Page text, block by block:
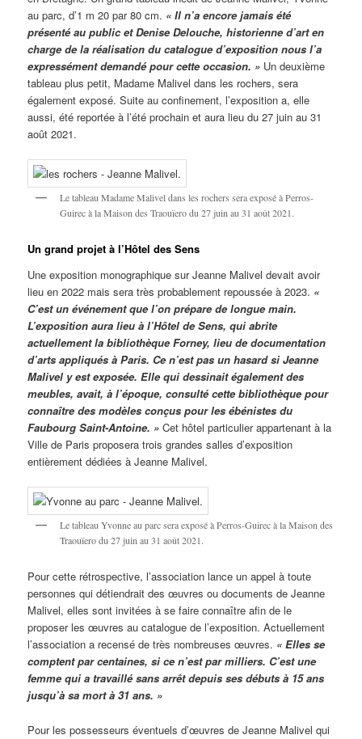
au parc, d’1 m 20 par 80 cm. « Il n’a encore jamais été
présenté au public et Denise Delouche, historienne d’art en
charge de la réalisation du catalogue d’exposition nous l’a
expressément demandé pour cette occasion. » Un deuxième
tableau plus petit, Madame Malivel dans les rochers, sera
également exposé. Suite au confinement, l’exposition a, elle
aussi, été reportée à l’été prochain et aura lieu du 27 juin au 31
août 2021.
Le tableau Madame Malivel dans les rochers sera exposé à Perros-
Guirec à la Maison des Traouïero du 27 juin au 31 août 2021.
Un grand projet à l’Hôtel des Sens
Une exposition monographique sur Jeanne Malivel devait avoir
lieu en 2022 mais sera très probablement repoussée à 2023. «
C’est un événement que l’on prépare de longue main.
L’exposition aura lieu à l’Hôtel de Sens, qui abrite
actuellement la bibliothèque Forney, lieu de documentation
d’arts appliqués à Paris. Ce n’est pas un hasard si Jeanne
Malivel y est exposée. Elle qui dessinait également des
meubles, avait, à l’époque, consulté cette bibliothèque pour
connaître des modèles conçus pour les ébénistes du
Faubourg Saint-Antoine. »Cet hôtel particulier appartenant à la
Ville de Paris proposera trois grandes salles d’exposition
entièrement dédiées à Jeanne Malivel.
Le tableau Yvonne au parc sera exposé à Perros-Guirec à la Maison des
Traouïero du 27 juin au 31 août 2021.
Pour cette rétrospective, l’association lance un appel à toute
personnes qui détiendrait des œuvres ou documents de Jeanne
Malivel, elles sont invitées à se faire connaître afin de le
proposer les œuvres au catalogue de l’exposition. Actuellement
l’association a recensé de très nombreuses œuvres. « Elles se
comptent par centaines, si ce n’est par milliers. C’est une
femme qui a travaillé sans arrêt depuis ses débuts à 15 ans
jusqu’à sa mort à 31 ans. »
Pour les possesseurs éventuels d’œuvres de Jeanne Malivel qui